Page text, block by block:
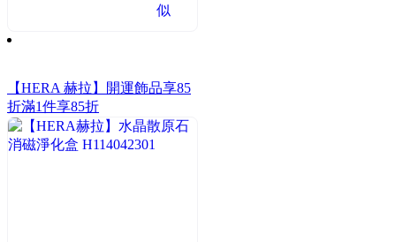
似
【HERA 赫拉】開運飾品享85
折滿1件享85折